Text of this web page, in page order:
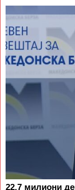
22,7 милиони